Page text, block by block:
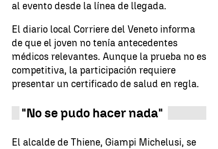
al evento desde la línea de llegada.
El diario local Corriere del Veneto informa
de que el joven no tenía antecedentes
médicos relevantes. Aunque la prueba no es
competitiva, la participación requiere
presentar un certificado de salud en regla.
"No se pudo hacer nada"
El alcalde de Thiene, Giampi Michelusi, se